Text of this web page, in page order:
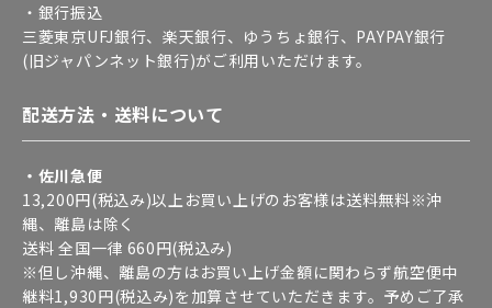
・銀行振込
三菱東京UFJ銀行、楽天銀行、ゆうちょ銀行、PAYPAY銀行
(旧ジャパンネット銀行)がご利用いただけます。
配送方法・送料について
・佐川急便
13,200円(税込み)以上お買い上げのお客様は送料無料※沖
縄、離島は除く
送料 全国一律 660円(税込み)
※但し沖縄、離島の方はお買い上げ金額に関わらず航空便中
継料1,930円(税込み)を加算させていただきます。予めご了承